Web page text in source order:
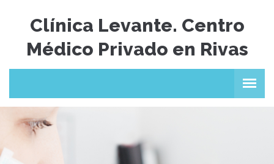
Clínica Levante. Centro
Médico Privado en Rivas